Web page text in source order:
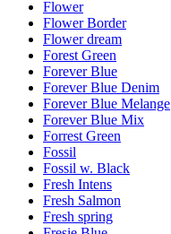
Flower
Flower Border
Flower dream
Forest Green
Forever Blue
Forever Blue Denim
Forever Blue Melange
Forever Blue Mix
Forrest Green
Fossil
Fossil w. Black
Fresh Intens
Fresh Salmon
Fresh spring